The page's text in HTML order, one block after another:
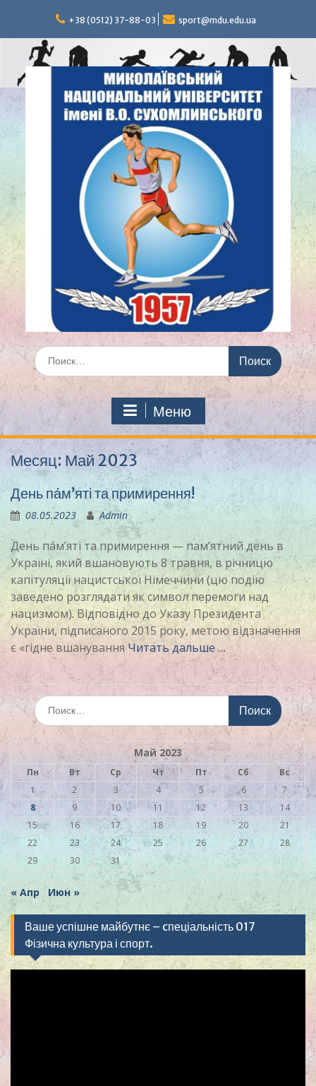
содержимому
+38 (0512) 37-88-03 sport@mdu.edu.ua
Искать:
Меню
Месяц:Май 2023
День па́м’яті та примирення!
08.05.2023 Admin
День па́м’яті та примирення — пам’ятний день в
Україні, який вшановують 8 травня, в річницю
капітуляції нацистської Німеччини (цю подію
заведено розглядати як символ перемоги над
нацизмом). Відповідно до Указу Президента
України, підписаного 2015 року, метою відзначення
є «гідне вшануванняЧитать дальше …
Искать:
Май 2023
Пн Вт Ср Чт Пт Сб
Вс
1
2 3 4 5 6
7
8
9 10 11 12 13
14
15
16 17 18 19 20
21
22
23 24 25 26 27
28
29
30 31
« Апр Июн »
Ваше успішне майбутнє – cпеціальність 017
Фізична культура і спорт.
Видеоплеер